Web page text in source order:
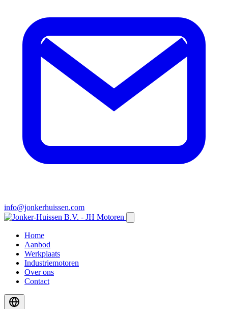
info@jonkerhuissen.com
Home
Aanbod
Werkplaats
Industriemotoren
Over ons
Contact